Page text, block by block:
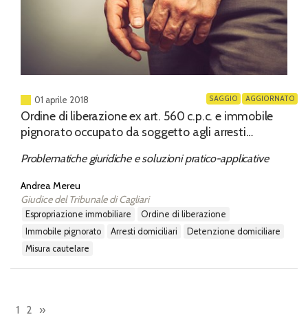
01 aprile 2018 AGGIORNATO
SAGGIO
Ordine di liberazione ex art. 560 c.p.c. e immobile
pignorato occupato da soggetto agli arresti
Problematiche giuridiche e soluzioni pratico-applicative
Andrea Mereu
Giudice del Tribunale di Cagliari
espropriazione immobiliare
ordine di liberazione
immobile pignorato
arresti domiciliari
detenzione domiciliare
misura cautelare
1 2 »